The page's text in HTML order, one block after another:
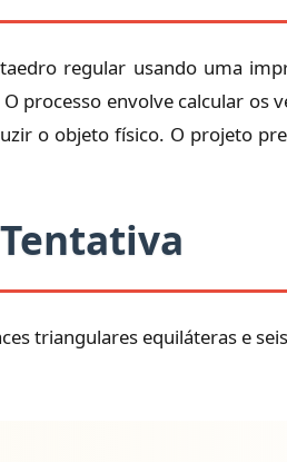
regular usando uma
processo envolve calcular
o objeto físico. O projeto
triangulares equiláteras e